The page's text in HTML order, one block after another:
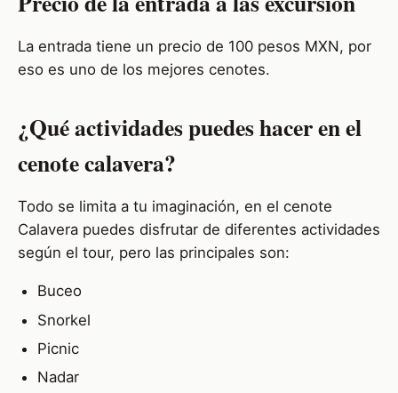
La entrada tiene un precio de 100 pesos MXN, por
eso es uno de los mejores cenotes.
¿Qué actividades puedes hacer en el
cenote calavera?
Todo se limita a tu imaginación, en el cenote
Calavera puedes disfrutar de diferentes actividades
según el tour, pero las principales son:
Buceo
Snorkel
Picnic
Nadar